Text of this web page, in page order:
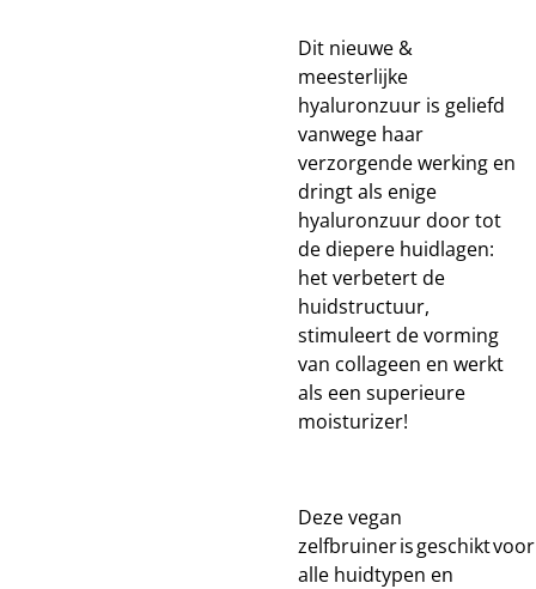
Dit nieuwe &
meesterlijke
hyaluronzuur is geliefd
vanwege haar
verzorgende werking en
dringt als enige
hyaluronzuur door tot
de diepere huidlagen:
het verbetert de
huidstructuur,
stimuleert de vorming
van collageen en werkt
als een superieure
moisturizer!
Deze vegan
zelfbruiner is geschikt voor
alle huidtypen en